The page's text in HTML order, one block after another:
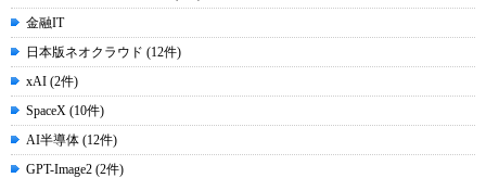
金融IT
日本版ネオクラウド (12件)
xAI (2件)
SpaceX (10件)
AI半導体 (12件)
GPT-Image2 (2件)